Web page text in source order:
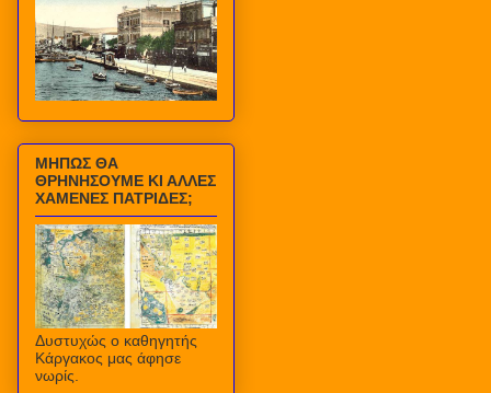
ΜΗΠΩΣ ΘΑ
ΘΡΗΝΗΣΟΥΜΕ ΚΙ ΑΛΛΕΣ
ΧΑΜΕΝΕΣ ΠΑΤΡΙΔΕΣ;
Δυστυχώς ο καθηγητής
Κάργακος μας άφησε
νωρίς.